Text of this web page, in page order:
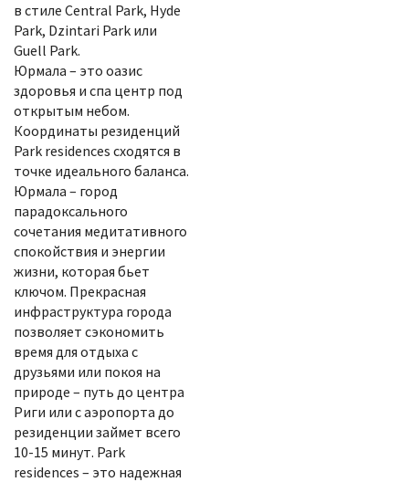
в стиле Central Park, Hyde
Park, Dzintari Park или
Guell Park.
Юрмала – это оазис
здоровья и спа центр под
открытым небом.
Координаты резиденций
Park residences сходятся в
точке идеального баланса.
Юрмала – город
парадоксального
сочетания медитативного
спокойствия и энергии
жизни, которая бьет
ключом. Прекрасная
инфраструктура города
позволяет сэкономить
время для отдыха с
друзьями или покоя на
природе – путь до центра
Риги или с аэропорта до
резиденции займет всего
10-15 минут. Park
residences – это надежная